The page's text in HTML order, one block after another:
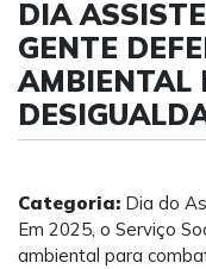
DIA
GENTE
AMBIENTAL
Categoria: Dia do
Em 2025, o Serviço
ambiental para